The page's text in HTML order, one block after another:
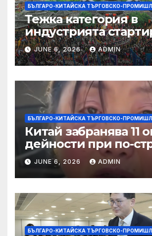
БЪЛГАРО-КИТАЙСКА ТЪРГОВСКО-
Тежка категория в
индустрията
алианс за
слънчева енергия
JUNE 6, 2026 ADMIN
БЪЛГАРО-КИТАЙСКА ТЪРГОВСКО-
Китай забранява 11
дейности при по-
правила за
слуховете и
кибернасилниците
JUNE 6, 2026 ADMIN
БЪЛГАРО-КИТАЙСКА ТЪРГОВСКО-